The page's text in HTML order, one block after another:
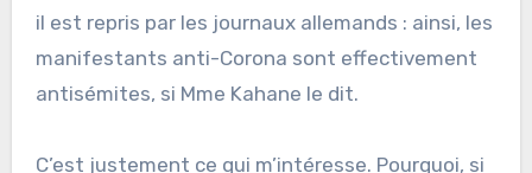
il est repris par les journaux allemands : ainsi, les
manifestants anti-Corona sont effectivement
antisémites, si Mme Kahane le dit.
C’est justement ce qui m’intéresse. Pourquoi, si